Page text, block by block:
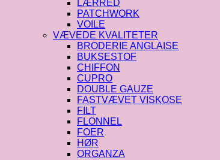
LÆRRED
PATCHWORK
VOILE
VÆVEDE KVALITETER
BRODERIE ANGLAISE
BUKSESTOF
CHIFFON
CUPRO
DOUBLE GAUZE
FASTVÆVET VISKOSE
FILT
FLONNEL
FOER
HØR
ORGANZA